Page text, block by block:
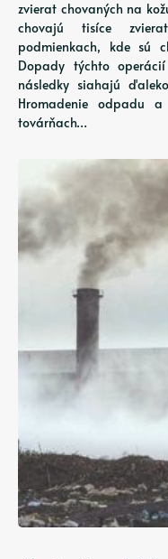
zvierat chovaných na
chovajú tisíce
podmienkach, kde sú
Dopady týchto
následky siahajú
Hromadenie odpadu
továrňach…